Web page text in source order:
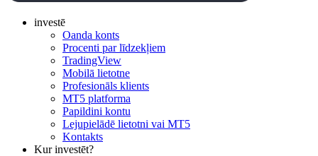
investē
Oanda konts
Procenti par līdzekļiem
TradingView
Mobilā lietotne
Profesionāls klients
MT5 platforma
Papildini kontu
Lejupielādē lietotni vai MT5
Kontakts
Kur investēt?